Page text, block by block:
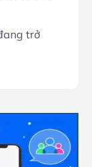
trở